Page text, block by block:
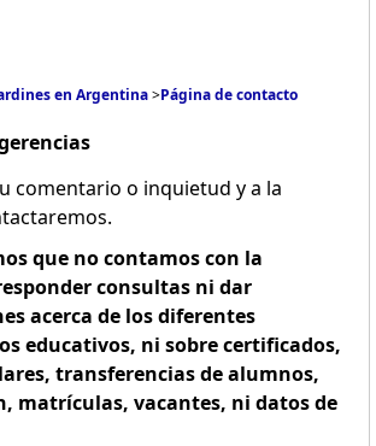
en Argentina>Página de contacto
comentario o inquietud y a la
que no contamos con la
consultas ni dar
acerca de los diferentes
educativos, ni sobre certificados,
transferencias de alumnos,
matrículas, vacantes, ni datos de